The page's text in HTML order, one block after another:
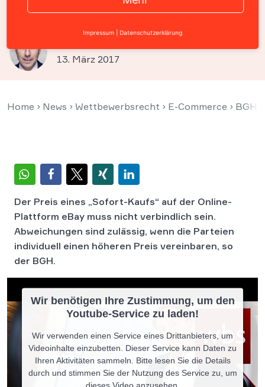
verbindlich
13. März 2017
Home › News › Wettbewerbsrecht › E-Commerce › BGH
Der Preis eines „Sofort-Kaufs“ auf der Online-
Plattform eBay muss nicht verbindlich sein.
Abweichungen sind zulässig, wenn die Parteien
individuell einen höheren Preis vereinbaren, so
der BGH.
Wir benötigen Ihre Zustimmung, um den
Youtube-Service zu laden!
Wir verwenden einen Service eines Drittanbieters, um
Videoinhalte einzubetten. Dieser Service kann Daten zu
Ihren Aktivitäten sammeln. Bitte lesen Sie die Details
durch und stimmen Sie der Nutzung des Service zu, um
dieses Video anzusehen.
Impressum Datenschutzerklärung